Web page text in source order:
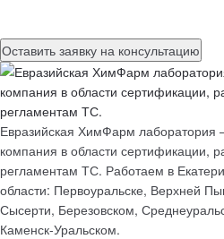
Евразийская ХимФарм лаборатория
компания в области сертификации,
регламентам ТС. Работаем в
области: Первоуральске, Верхней
Сысерти, Березовском,
Каменск-Уральском.